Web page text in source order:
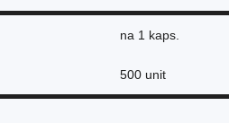
na 1 kaps.
500 unit